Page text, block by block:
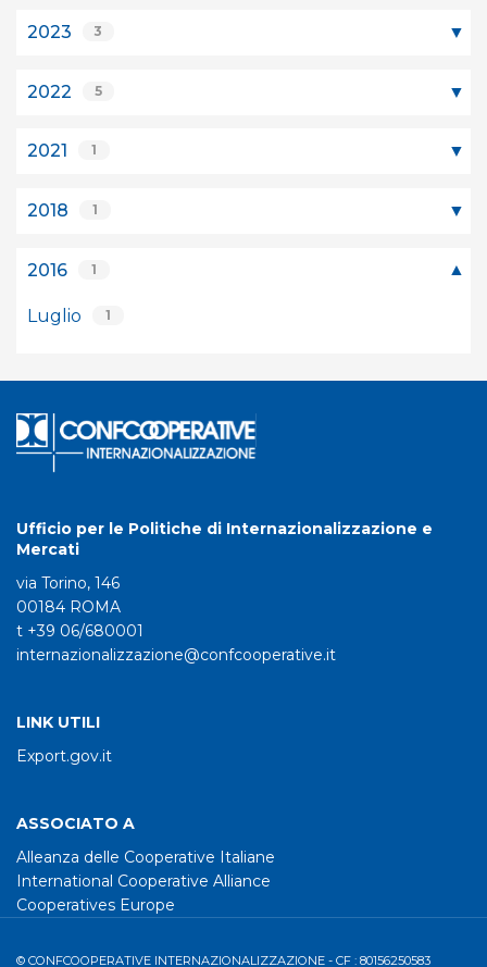
2023 3
2022 5
2021 1
2018 1
2016 1
Luglio 1
Ufficio per le Politiche di Internazionalizzazione e
Mercati
via Torino, 146
00184 ROMA
t +39 06/680001
internazionalizzazione@confcooperative.it
LINK UTILI
Export.gov.it
ASSOCIATO A
Alleanza delle Cooperative Italiane
International Cooperative Alliance
Cooperatives Europe
© CONFCOOPERATIVE INTERNAZIONALIZZAZIONE - CF : 80156250583